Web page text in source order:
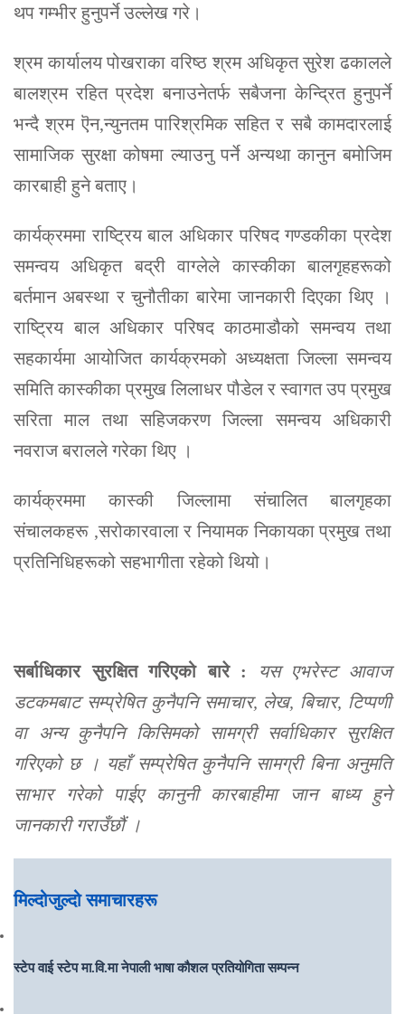
थप गम्भीर हुनुपर्ने उल्लेख गरे।
श्रम कार्यालय पोखराका वरिष्ठ श्रम अधिकृत सुरेश ढकालले
बालश्रम रहित प्रदेश बनाउनेतर्फ सबैजना केन्द्रित हुनुपर्ने
भन्दै श्रम ऎन,न्युनतम पारिश्रमिक सहित र सबै कामदारलाई
सामाजिक सुरक्षा कोषमा ल्याउनु पर्ने अन्यथा कानुन बमोजिम
कारबाही हुने बताए।
कार्यक्रममा राष्ट्रिय बाल अधिकार परिषद गण्डकीका प्रदेश
समन्वय अधिकृत बद्री वाग्लेले कास्कीका बालगृहहरूको
बर्तमान अबस्था र चुनौतीका बारेमा जानकारी दिएका थिए ।
राष्ट्रिय बाल अधिकार परिषद काठमाडौको समन्वय तथा
सहकार्यमा आयोजित कार्यक्रमको अध्यक्षता जिल्ला समन्वय
समिति कास्कीका प्रमुख लिलाधर पौडेल र स्वागत उप प्रमुख
सरिता माल तथा सहिजकरण जिल्ला समन्वय अधिकारी
नवराज बरालले गरेका थिए ।
कार्यक्रममा कास्की जिल्लामा संचालित बालगृहका
संचालकहरू ,सरोकारवाला र नियामक निकायका प्रमुख तथा
प्रतिनिधिहरूको सहभागीता रहेको थियो।
सर्बाधिकार सुरक्षित गरिएको बारे : यस एभरेस्ट आवाज
डटकमबाट सम्प्रेषित कुनैपनि समाचार, लेख, बिचार, टिप्पणी
वा अन्य कुनैपनि किसिमको सामग्री सर्वाधिकार सुरक्षित
गरिएको छ । यहाँ सम्प्रेषित कुनैपनि सामग्री बिना अनुमति
साभार गरेको पाईए कानुनी कारबाहीमा जान बाध्य हुने
जानकारी गराउँछौं ।
मिल्दोजुल्दो समाचारहरू
स्टेप वाई स्टेप मा.वि.मा नेपाली भाषा कौशल प्रतियोगिता सम्पन्न